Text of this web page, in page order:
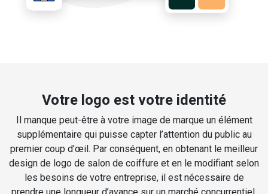
Votre logo est votre identité
Il manque peut-être à votre image de marque un élément
supplémentaire qui puisse capter l’attention du public au
premier coup d’œil. Par conséquent, en obtenant le meilleur
design de logo de salon de coiffure et en le modifiant selon
les besoins de votre entreprise, il est nécessaire de